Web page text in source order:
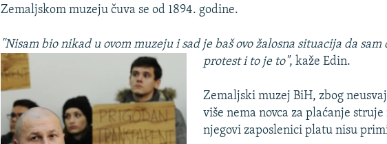
Zemaljskom muzeju čuva se od 1894. godine.
''Nisam bio nikad u ovom muzeju i sad je baš ovo žalosna situacija da sam
protest i to je to", kaže Edin.
Zemaljski muzej BiH, zbog
više nema novca za plaćanje
njegovi zaposlenici platu nisu